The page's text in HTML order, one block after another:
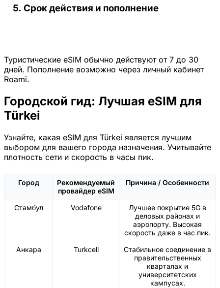
Срок действия и пополнение
Туристические eSIM обычно действуют от 7 до 30
дней. Пополнение возможно через личный кабинет
Roami.
Городской гид: Лучшая eSIM для
Türkei
Узнайте, какая eSIM для Türkei является лучшим
выбором для вашего города назначения. Учитывайте
плотность сети и скорость в часы пик.
Город
Рекомендуемый
провайдер eSIM
Причина / Особенности
Стамбул Vodafone
Лучшее покрытие 5G в
деловых районах и
аэропорту. Высокая
скорость даже в час пик.
Анкара
Turkcell
Стабильное соединение в
правительственных
кварталах и
университетских
кампусах.